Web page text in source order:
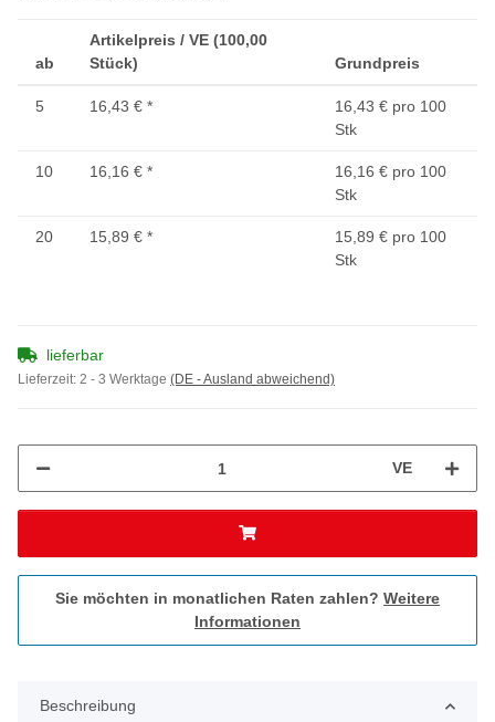
ab
Artikelpreis / VE (100,00
Stück)
Grundpreis
5 16,43 € *
16,43 € pro 100
Stk
10 16,16 € *
16,16 € pro 100
Stk
20 15,89 € *
15,89 € pro 100
Stk
lieferbar
Lieferzeit: 2 - 3 Werktage (DE - Ausland abweichend)
VE
Sie möchten in monatlichen Raten zahlen? Weitere
Informationen
Beschreibung